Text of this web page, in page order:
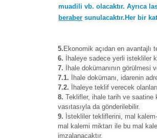
muadili vb. olacaktır. Ayrıca
beraber sunulacaktır. Her bir
5. Ekonomik açıdan en avantajlı
6. İhaleye sadece yerli istekliler
7. İhale dokümanının görülmesi
7.1. İhale dokümanı, idarenin
7.2. İhaleye teklif verecek
8. Teklifler, ihale tarih ve saatine
vasıtasıyla da gönderilebilir.
9. İstekliler tekliflerini, mal
mal kalemi miktarı ile bu mal
imzalanacaktır.